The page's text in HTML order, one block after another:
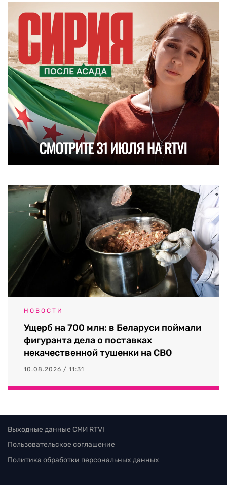
НОВОСТИ
Ущерб на 700 млн: в Беларуси поймали
фигуранта дела о поставках
некачественной тушенки на СВО
10.08.2026 / 11:31
Выходные данные СМИ RTVI
Пользовательское соглашение
Политика обработки персональных данных